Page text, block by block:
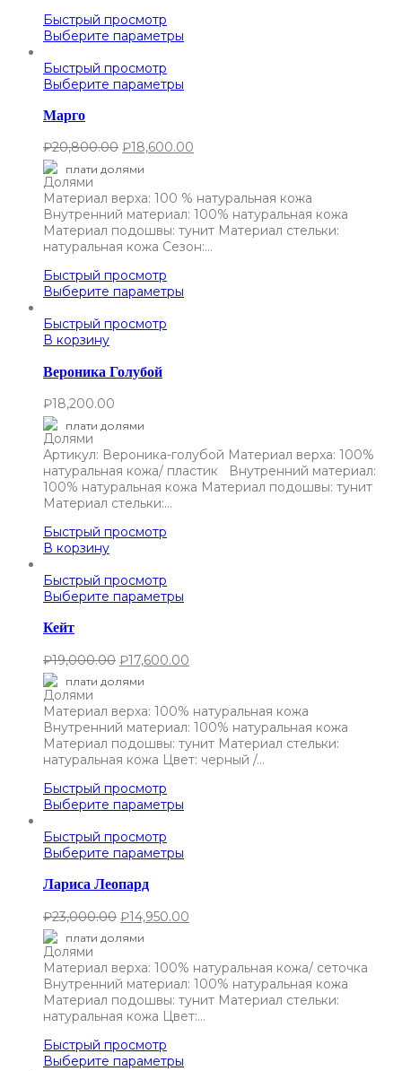
Быстрый просмотр
Выберите параметры
Быстрый просмотр
Выберите параметры
Марго
₽20,800.00 ₽18,600.00
плати долями
Материал верха: 100 % натуральная кожа
Внутренний материал: 100% натуральная кожа
Материал подошвы: тунит Материал стельки:
натуральная кожа Сезон:…
Быстрый просмотр
Выберите параметры
Быстрый просмотр
В корзину
Вероника Голубой
₽18,200.00
плати долями
Артикул: Вероника-голубой Материал верха: 100%
натуральная кожа/ пластик Внутренний материал:
100% натуральная кожа Материал подошвы: тунит
Материал стельки:…
Быстрый просмотр
В корзину
Быстрый просмотр
Выберите параметры
Кейт
₽19,000.00 ₽17,600.00
плати долями
Материал верха: 100% натуральная кожа
Внутренний материал: 100% натуральная кожа
Материал подошвы: тунит Материал стельки:
натуральная кожа Цвет: черный /…
Быстрый просмотр
Выберите параметры
Быстрый просмотр
Выберите параметры
Лариса Леопард
₽23,000.00 ₽14,950.00
плати долями
Материал верха: 100% натуральная кожа/ сеточка
Внутренний материал: 100% натуральная кожа
Материал подошвы: тунит Материал стельки:
натуральная кожа Цвет:…
Быстрый просмотр
Выберите параметры